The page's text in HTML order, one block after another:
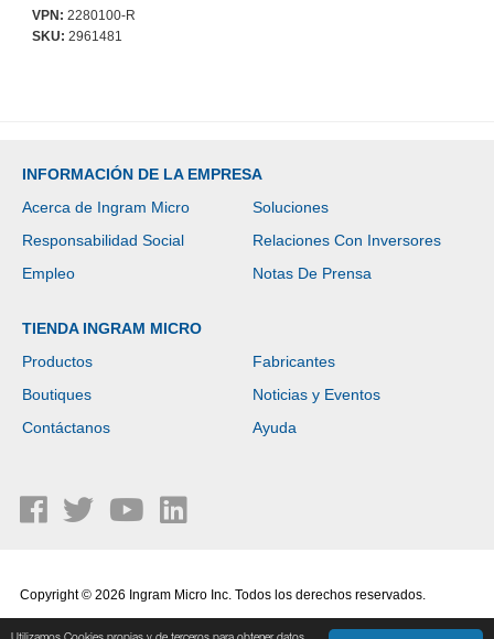
VPN: 2280100-R
SKU: 2961481
INFORMACIÓN DE LA EMPRESA
Acerca de Ingram Micro
Soluciones
Responsabilidad Social
Relaciones Con Inversores
Empleo
Notas De Prensa
TIENDA INGRAM MICRO
Productos
Fabricantes
Boutiques
Noticias y Eventos
Contáctanos
Ayuda
Copyright © 2026 Ingram Micro Inc. Todos los derechos reservados.